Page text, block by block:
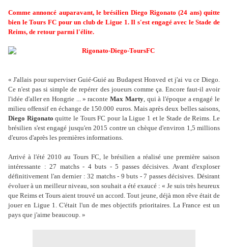
Comme annoncé auparavant, le brésilien Diego Rigonato (24 ans) quitte
bien le Tours FC pour un club de Ligue 1. Il s'est engagé avec le Stade de
Reims, de retour parmi l'élite.
« J'allais pour superviser Guié-Guié au Budapest Honved et j'ai vu ce Diego.
Ce n'est pas si simple de repérer des joueurs comme ça. Encore faut-il avoir
l'idée d'aller en Hongrie ... » raconteMax Marty, qui à l'époque a engagé le
milieu offensif en échange de 150.000 euros. Mais après deux belles saisons,
Diego Rigonato quitte le Tours FC pour la Ligue 1 et le Stade de Reims. Le
brésilien s'est engagé jusqu'en 2015 contre un chèque d'environ 1,5 millions
d'euros d'après les premières informations.
Arrivé à l'été 2010 au Tours FC, le brésilien a réalisé une première saison
intéressante : 27 matchs - 4 buts - 5 passes décisives. Avant d'exploser
définitivement l'an dernier : 32 matchs - 9 buts - 7 passes décisives. Désirant
évoluer à un meilleur niveau, son souhait a été exaucé : « Je suis très heureux
que Reims et Tours aient trouvé un accord. Tout jeune, déjà mon rêve était de
jouer en Ligue 1. C'était l'un de mes objectifs prioritaires. La France est un
pays que j'aime beaucoup. »